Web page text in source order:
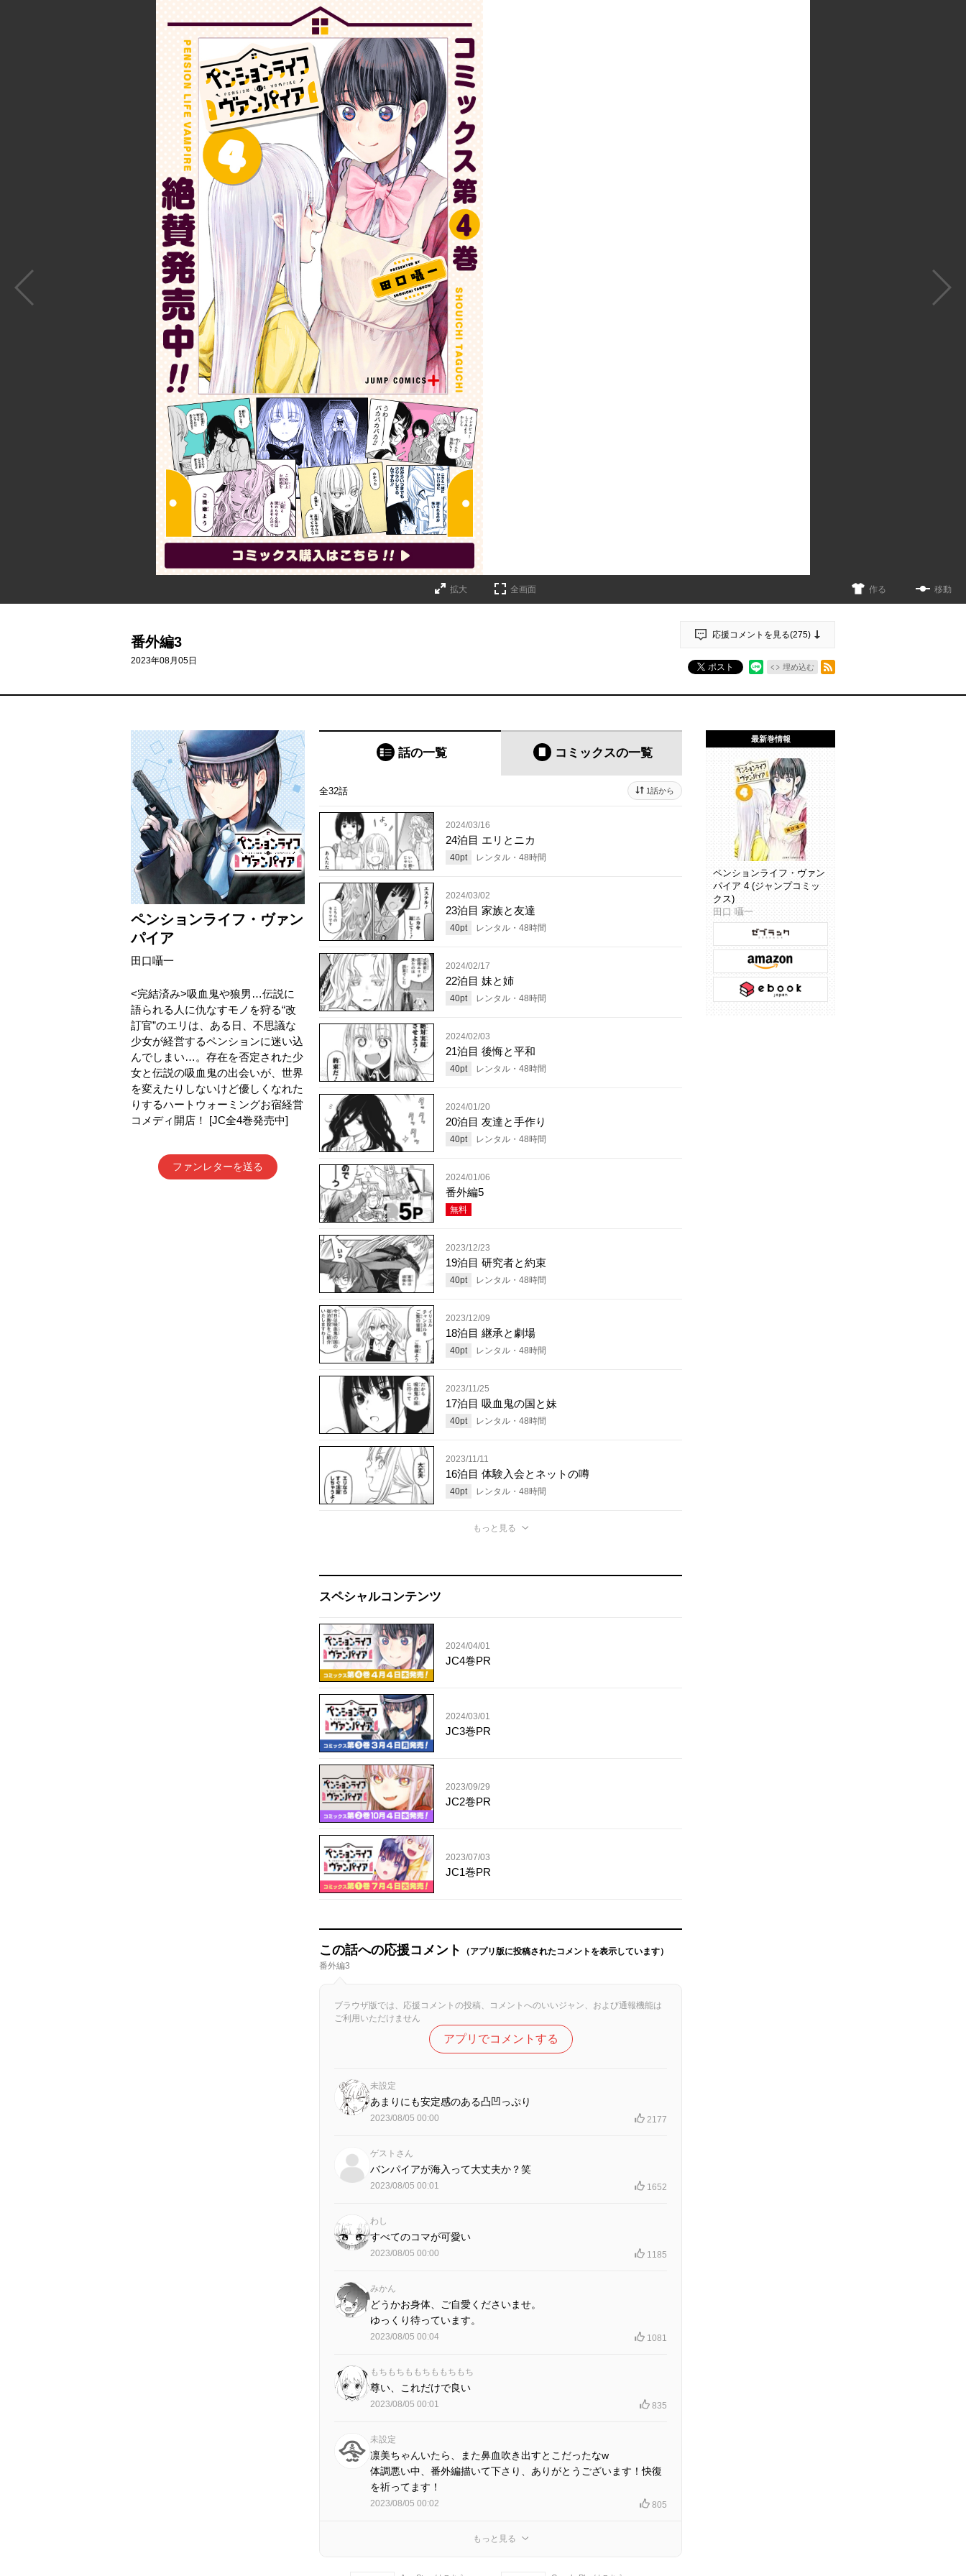
詳細ページへのリンク
拡大 全画面 作る 移動
番外編3
2023年08月05日
応援コメントを見る(275)
ポスト 埋め込む
ペンションライフ・ヴァン
パイア
田口囁一
<完結済み>吸血鬼や狼男…伝説に
語られる人に仇なすモノを狩る“改
訂官”のエリは、ある日、不思議な
少女が経営するペンションに迷い込
んでしまい…。存在を否定された少
女と伝説の吸血鬼の出会いが、世界
を変えたりしないけど優しくなれた
りするハートウォーミングお宿経営
コメディ開店！ [JC全4巻発売中]
ファンレターを送る
話の一覧 コミックスの一覧
全32話 1話から
2024/03/16
24泊目 エリとニカ
40pt レンタル・ 48時間
2024/03/02
23泊目 家族と友達
40pt レンタル・ 48時間
2024/02/17
22泊目 妹と姉
40pt レンタル・ 48時間
2024/02/03
21泊目 後悔と平和
40pt レンタル・ 48時間
2024/01/20
20泊目 友達と手作り
40pt レンタル・ 48時間
2024/01/06
番外編5
無料
2023/12/23
19泊目 研究者と約束
40pt レンタル・ 48時間
2023/12/09
18泊目 継承と劇場
40pt レンタル・ 48時間
2023/11/25
17泊目 吸血鬼の国と妹
40pt レンタル・ 48時間
2023/11/11
16泊目 体験入会とネットの噂
40pt レンタル・ 48時間
もっと見る
スペシャルコンテンツ
2024/04/01
JC4巻PR
2024/03/01
JC3巻PR
2023/09/29
JC2巻PR
2023/07/03
JC1巻PR
この話への応援コメント
（アプリ版に投稿されたコメントを表示しています）
番外編3
ブラウザ版では、応援コメントの投稿、コメントへのいいジャン、および通報機能は
ご利用いただけません
アプリでコメントする
未設定
あまりにも安定感のある凸凹っぷり
2023/08/05 00:00 2177
ゲストさん
バンパイアが海入って大丈夫か？笑
2023/08/05 00:01 1652
わし
すべてのコマが可愛い
2023/08/05 00:00 1185
みかん
どうかお身体、ご自愛くださいませ。
ゆっくり待っています。
2023/08/05 00:04 1081
もちもちももちももちもち
尊い、これだけで良い
2023/08/05 00:01 835
未設定
凛美ちゃんいたら、また鼻血吹き出すとこだったなw
体調悪い中、番外編描いて下さり、ありがとうございます！快復
を祈ってます！
2023/08/05 00:02 805
もっと見る
最新巻情報
ペンションライフ・ヴァン
パイア 4 (ジャンプコミッ
クス)
田口 囁一